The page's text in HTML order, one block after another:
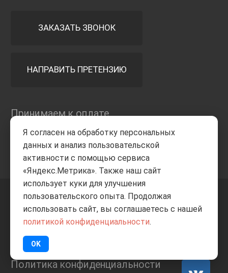
ЗАКАЗАТЬ ЗВОНОК
НАПРАВИТЬ ПРЕТЕНЗИЮ
Принимаем к оплате
+7 8332205-805 ВВЕРХ
ИП Баранов А.С. 2026
Политика конфиденциальности
Я согласен на обработку персональных
данных и анализ пользовательской
активности с помощью сервиса
«Яндекс.Метрика». Также наш сайт
использует куки для улучшения
пользовательского опыта. Продолжая
использовать сайт, вы соглашаетесь с нашей
политикой конфиденциальности.
OK